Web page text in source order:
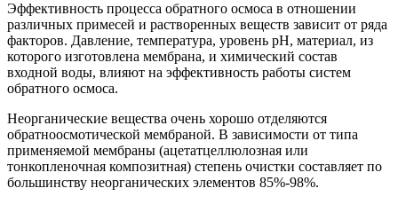
Эффективность процесса обратного осмоса в отношении
различных примесей и растворенных веществ зависит от ряда
факторов. Давление, температура, уровень рН, материал, из
которого изготовлена мембрана, и химический состав
входной воды, влияют на эффективность работы систем
обратного осмоса.
Неорганические вещества очень хорошо отделяются
обратноосмотической мембраной. В зависимости от типа
применяемой мембраны (ацетатцеллюлозная или
тонкопленочная композитная) степень очистки составляет по
большинству неорганических элементов 85%-98%.